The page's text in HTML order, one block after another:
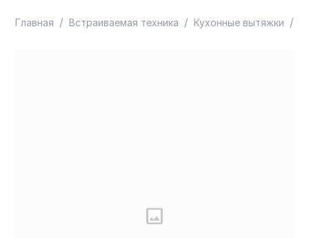
Главная / Встраиваемая техника / Кухонные вытяжки /